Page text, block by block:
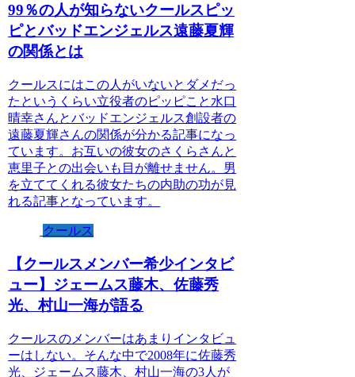
99％の人が知らないクールスピッ
ピとバッドエンジェルス遠藤夏輝
の関係とは
クールスにはこの人がいないとダメだっ
たというくらい立役者のピッピこと水口
晴幸さんとバッドエンジェルス創設者の
遠藤夏輝さんの関係が分かる記事になっ
ています。お互いの彼女のさくらさんと
恵里子との出会いも目が離せません。男
を立ててくれる彼女たちの内助の功が見
れる記事となっています。
クールス
【クールスメンバー希少インタビ
ュー】ジェームス藤木、佐藤秀
光、村山一海が語る
クールスのメンバーはあまりインタビュ
ーはしない。そんな中で2008年に佐藤秀
光、ジェームス藤木、村山一海の3人が